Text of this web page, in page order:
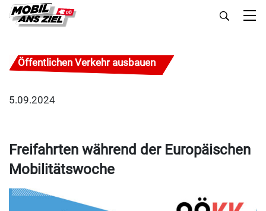
Öffentlichen Verkehr ausbauen
5.09.2024
Freifahrten während der Europäischen
Mobilitätswoche